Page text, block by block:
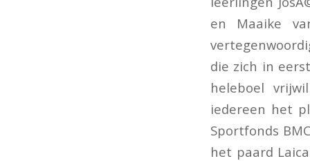
en Maaike
die zich in
heleboel
iedereen het
Sportfonds
het paard